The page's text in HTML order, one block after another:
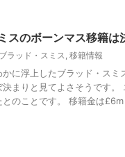
スのボーンマス移籍は
ブラッド・スミス, 移籍情報
に浮上したブラッド・スミ
まりと見てよさそうです。
とのことです。 移籍金は